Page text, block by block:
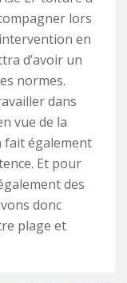
lors
en
d’avoir un
normes.
dans
vue de la
fait également
Et pour
des
donc
plage et